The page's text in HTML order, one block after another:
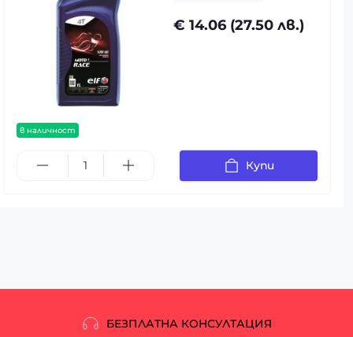
в наличност
€ 14.06 (27.50 лв.)
Купи
БЕЗПЛАТНА КОНСУЛТАЦИЯ